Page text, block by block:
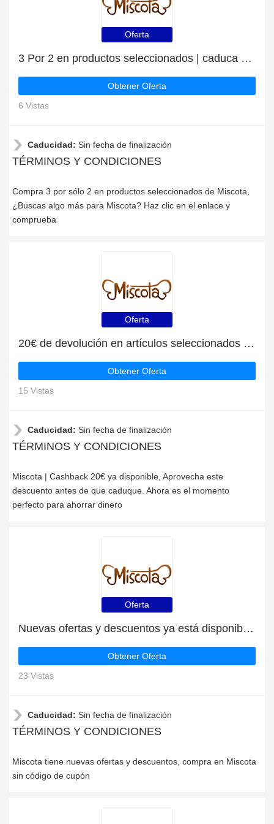
Oferta
3 Por 2 en productos seleccionados | caduca pronto
Obtener Oferta
6 Vistas
Caducidad: Sin fecha de finalización
TÉRMINOS Y CONDICIONES
Compra 3 por sólo 2 en productos seleccionados de Miscota,
¿Buscas algo más para Miscota? Haz clic en el enlace y
comprueba
Oferta
20€ de devolución en artículos seleccionados en Miscota
Obtener Oferta
15 Vistas
Caducidad: Sin fecha de finalización
TÉRMINOS Y CONDICIONES
Miscota | Cashback 20€ ya disponible, Aprovecha este
descuento antes de que caduque. Ahora es el momento
perfecto para ahorrar dinero
Oferta
Nuevas ofertas y descuentos ya está disponible | Miscota
Obtener Oferta
23 Vistas
Caducidad: Sin fecha de finalización
TÉRMINOS Y CONDICIONES
Miscota tiene nuevas ofertas y descuentos, compra en Miscota
sin código de cupón